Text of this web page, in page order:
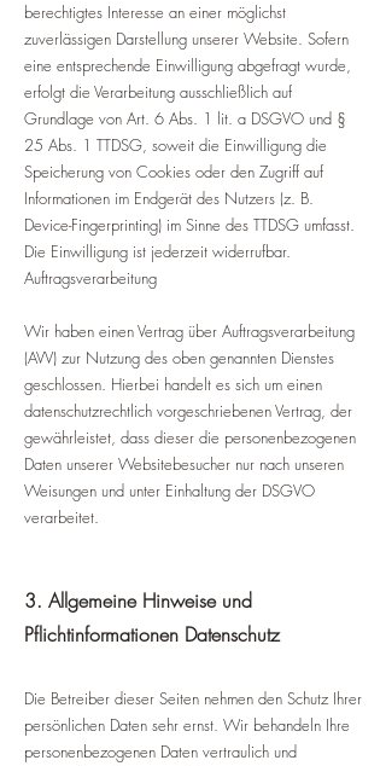
berechtigtes Interesse an einer möglichst
zuverlässigen Darstellung unserer Website. Sofern
eine entsprechende Einwilligung abgefragt wurde,
erfolgt die Verarbeitung ausschließlich auf
Grundlage von Art. 6 Abs. 1 lit. a DSGVO und §
25 Abs. 1 TTDSG, soweit die Einwilligung die
Speicherung von Cookies oder den Zugriff auf
Informationen im Endgerät des Nutzers (z. B.
Device-Fingerprinting) im Sinne des TTDSG umfasst.
Die Einwilligung ist jederzeit widerrufbar.
Auftragsverarbeitung
Wir haben einen Vertrag über Auftragsverarbeitung
(AVV) zur Nutzung des oben genannten Dienstes
geschlossen. Hierbei handelt es sich um einen
datenschutzrechtlich vorgeschriebenen Vertrag, der
gewährleistet, dass dieser die personenbezogenen
Daten unserer Websitebesucher nur nach unseren
Weisungen und unter Einhaltung der DSGVO
verarbeitet.
3. Allgemeine Hinweise und
Pflichtinformationen Datenschutz
Die Betreiber dieser Seiten nehmen den Schutz Ihrer
persönlichen Daten sehr ernst. Wir behandeln Ihre
personenbezogenen Daten vertraulich und